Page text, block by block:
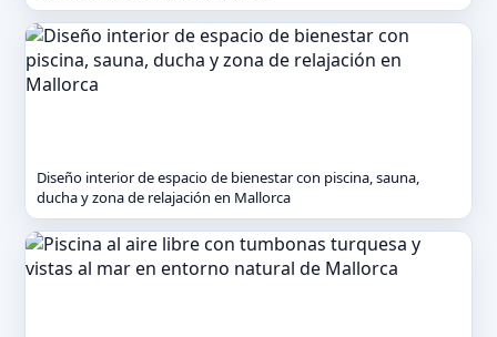
Diseño interior de espacio de bienestar con piscina, sauna,
ducha y zona de relajación en Mallorca